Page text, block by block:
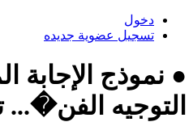
دخول
تسجيل عضوية جديده
● نموذج الإجابة
التوجيه